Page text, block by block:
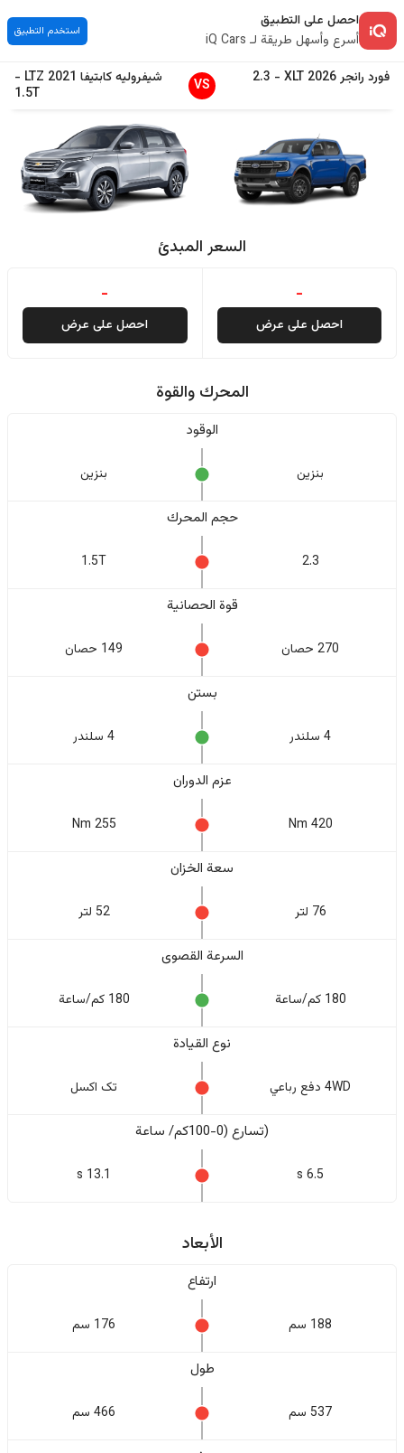
احصل على التطبيق
أسرع وأسهل طريقة لـ iQ Cars
استخدم التطبيق
فورد رانجر2026
XLT
-
2.3
VS شيفروليهكابتيفا 2021
LTZ
-
1.5T
السعر المبدئ
-
احصل على عرض
-
احصل على عرض
المحرك والقوة
الوقود
بنزين بنزين
حجم المحرك
2.3
1.5T
قوة الحصانية
270 حصان 149 حصان
بستن
4 سلندر 4 سلندر
عزم الدوران
420 Nm
255 Nm
سعة الخزان
76 لتر 52 لتر
السرعة القصوى
180 كم/ساعة 180 كم/ساعة
نوع القيادة
4WD دفع رباعي تک اکسل
(تسارع (0-100كم/ ساعة
6.5 s
13.1 s
الأبعاد
ارتفاع
188 سم 176 سم
طول
537 سم 466 سم